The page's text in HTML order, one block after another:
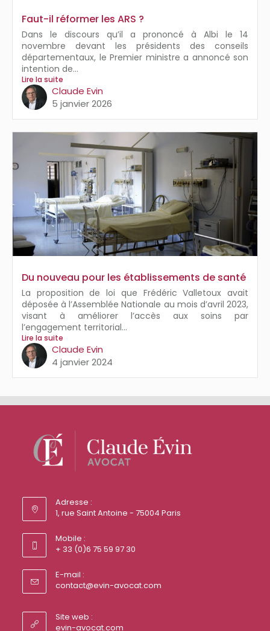
Faut-il réformer les ARS ?
Dans le discours qu’il a prononcé à Albi le 14
novembre devant les présidents des conseils
départementaux, le Premier ministre a annoncé son
intention de...
Lire la suite
Claude Evin
5 janvier 2026
Du nouveau pour les établissements de santé
La proposition de loi que Frédéric Valletoux avait
déposée à l’Assemblée Nationale au mois d’avril 2023,
visant à améliorer l’accès aux soins par
l’engagement territorial...
Lire la suite
Claude Evin
4 janvier 2024
Adresse :
1, rue Saint Antoine - 75004 Paris
Mobile :
+ 33 (0)6 75 59 97 30
E-mail :
contact@evin-avocat.com
Site web :
evin-avocat.com